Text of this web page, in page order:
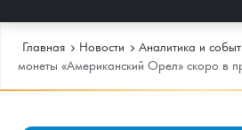
Главная Новости Аналитика и
монеты «Американский Орел» скоро в